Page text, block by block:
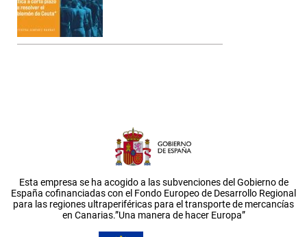
Esta empresa se ha acogido a las subvenciones del Gobierno de
España cofinanciadas con el Fondo Europeo de Desarrollo Regional
para las regiones ultraperiféricas para el transporte de mercancías
en Canarias.”Una manera de hacer Europa”